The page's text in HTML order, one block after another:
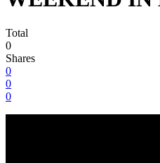
Total
0
Shares
0
0
0